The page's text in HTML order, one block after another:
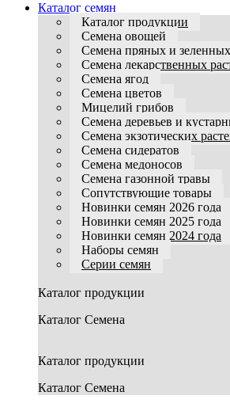
Каталог семян
Каталог продукции
Семена овощей
Семена пряных и зеленных
Семена лекарственных
Семена ягод
Семена цветов
Мицелий грибов
Семена деревьев и
Семена экзотических
Семена сидератов
Семена медоносов
Семена газонной травы
Сопутствующие товары
Новинки семян 2026 года
Новинки семян 2025 года
Новинки семян 2024 года
Наборы семян
Серии семян
Каталог продукции
Каталог Семена
Каталог продукции
Каталог Семена